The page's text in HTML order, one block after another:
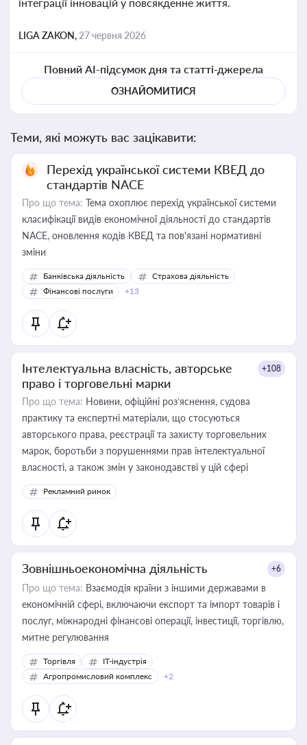
LIGA ZAKON, 27 червня 2026
Повний AI-підсумок дня та статті-джерела
ОЗНАЙОМИТИСЯ
Теми, які можуть вас зацікавити:
Перехід української системи КВЕД до
стандартів NACE
Про що тема: Тема охоплює перехід української системи
класифікації видів економічної діяльності до стандартів
NACE, оновлення кодів КВЕД та пов'язані нормативні
зміни
Банківська діяльність
Страхова діяльність
Фінансові послуги
+13
Інтелектуальна власність, авторське
право і торговельні марки
+108
Про що тема: Новини, офіційні роз’яснення, судова
практику та експертні матеріали, що стосуються
авторського права, реєстрації та захисту торговельних
марок, боротьби з порушеннями прав інтелектуальної
власності, а також змін у законодавстві у цій сфері
Рекламний ринок
Зовнішньоекономічна діяльність +6
Про що тема: Взаємодія країни з іншими державами в
економічній сфері, включаючи експорт та імпорт товарів і
послуг, міжнародні фінансові операції, інвестиції, торгівлю,
митне регулювання
Торгівля
IT-індустрія
Агропромисловий комплекс
+2